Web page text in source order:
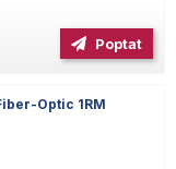
Poptat
Optic 1RM